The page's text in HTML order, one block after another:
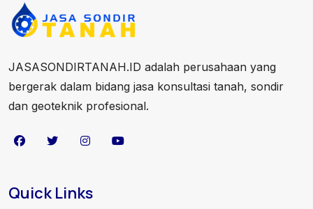
JASASONDIRTANAH.ID adalah perusahaan yang
bergerak dalam bidang jasa konsultasi tanah, sondir
dan geoteknik profesional.
Quick Links